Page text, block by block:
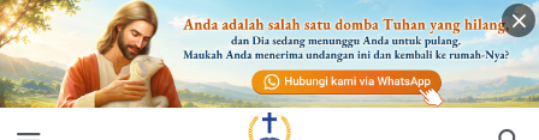
92. Bertumbuh Melalui Kegagalan dan Kemunduran